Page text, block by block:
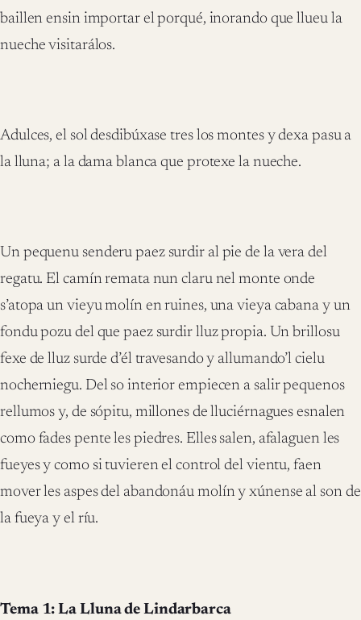
baillen ensin importar el porqué, inorando que llueu la
nueche visitarálos.
Adulces, el sol desdibúxase tres los montes y dexa pasu a
la lluna; a la dama blanca que protexe la nueche.
Un pequenu senderu paez surdir al pie de la vera del
regatu. El camín remata nun claru nel monte onde
s’atopa un vieyu molín en ruines, una vieya cabana y un
fondu pozu del que paez surdir lluz propia. Un brillosu
fexe de lluz surde d’él travesando y allumando’l cielu
nocherniegu. Del so interior empiecen a salir pequenos
rellumos y, de sópitu, millones de lluciérnagues esnalen
como fades pente les piedres. Elles salen, afalaguen les
fueyes y como si tuvieren el control del vientu, faen
mover les aspes del abandonáu molín y xúnense al son de
la fueya y el ríu.
Tema 1: La Lluna de Lindarbarca